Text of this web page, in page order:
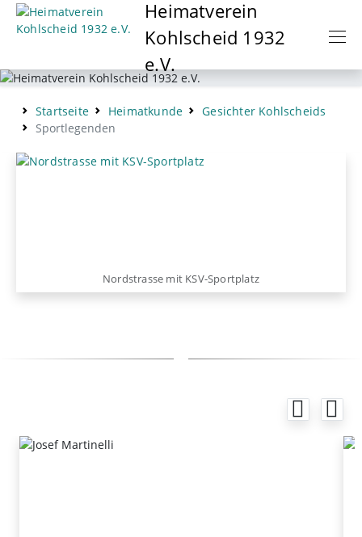
Heimatverein
Kohlscheid 1932
e.V.
Startseite Heimatkunde
Gesichter Kohlscheids
Sportlegenden
Nordstrasse mit KSV-Sportplatz